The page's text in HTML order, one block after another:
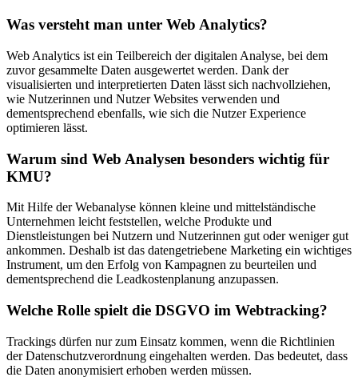
Was versteht man unter Web Analytics?
Web Analytics ist ein Teilbereich der digitalen Analyse, bei dem
zuvor gesammelte Daten ausgewertet werden. Dank der
visualisierten und interpretierten Daten lässt sich nachvollziehen,
wie Nutzerinnen und Nutzer Websites verwenden und
dementsprechend ebenfalls, wie sich die Nutzer Experience
optimieren lässt.
Warum sind Web Analysen besonders wichtig für
KMU?
Mit Hilfe der Webanalyse können kleine und mittelständische
Unternehmen leicht feststellen, welche Produkte und
Dienstleistungen bei Nutzern und Nutzerinnen gut oder weniger gut
ankommen. Deshalb ist das datengetriebene Marketing ein wichtiges
Instrument, um den Erfolg von Kampagnen zu beurteilen und
dementsprechend die Leadkostenplanung anzupassen.
Welche Rolle spielt die DSGVO im Webtracking?
Trackings dürfen nur zum Einsatz kommen, wenn die Richtlinien
der Datenschutzverordnung eingehalten werden. Das bedeutet, dass
die Daten anonymisiert erhoben werden müssen.